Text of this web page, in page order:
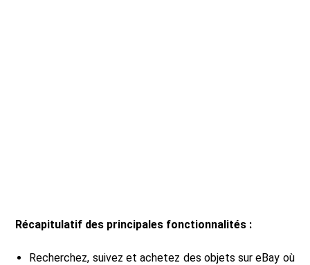
Récapitulatif des principales fonctionnalités :
Recherchez, suivez et achetez des objets sur eBay où